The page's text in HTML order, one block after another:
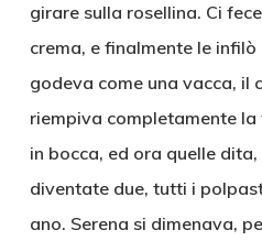
girare sulla rosellina. Ci
crema, e finalmente le
godeva come una vacca, il
riempiva completamente
in bocca, ed ora quelle
diventate due, tutti i
ano. Serena si dimenava,